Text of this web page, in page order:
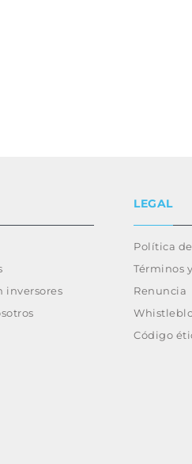
inversores
LEGAL
Política
Términos
Renuncia
Código